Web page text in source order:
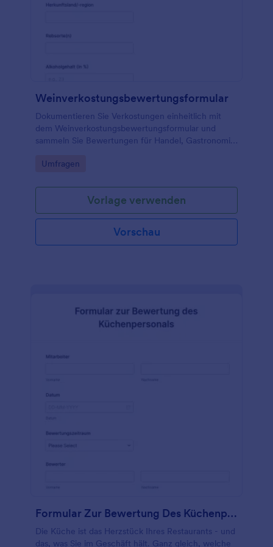
Weinverkostungsbewertungsformular
Dokumentieren Sie Verkostungen einheitlich mit
dem Weinverkostungsbewertungsformular und
sammeln Sie Bewertungen für Handel, Gastronomie,
Datenerfassung mit Jotform.
Go to Category:
Umfragen
Vorlage verwenden
Vorschau
Formular Zur Bewertung Des Küchenpersonals
Die Küche ist das Herzstück Ihres Restaurants - und
das, was Sie im Geschäft hält. Ganz gleich, welche